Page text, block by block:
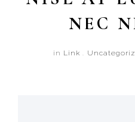
NEC
in Link .